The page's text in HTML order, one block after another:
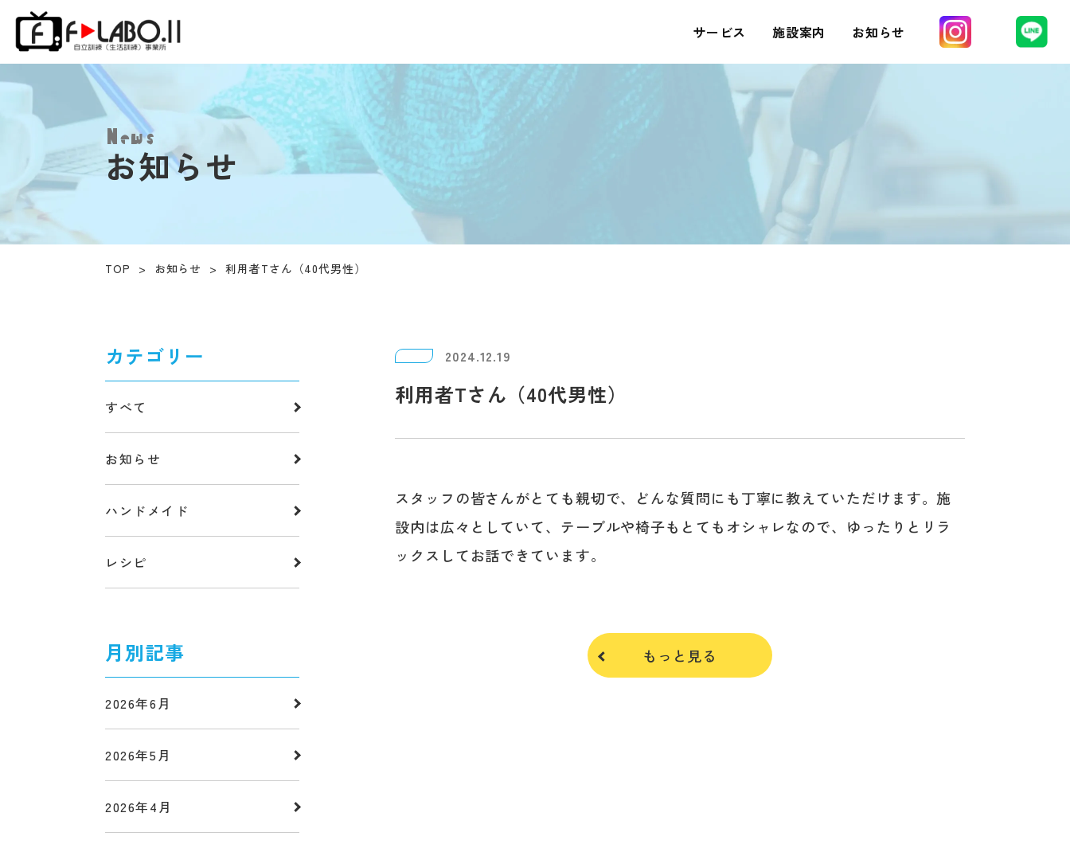
サービス 施設案内 お知らせ
News
お知らせ
TOP > お知らせ > 利用者Tさん（40代男性）
カテゴリー
すべて
お知らせ
ハンドメイド
レシピ
月別記事
2026年6月
2026年5月
2026年4月
2024.12.19
利用者Tさん（40代男性）
スタッフの皆さんがとても親切で、どんな質問にも丁寧に教えていただけます。施
設内は広々としていて、テーブルや椅子もとてもオシャレなので、ゆったりとリラ
ックスしてお話できています。
もっと見る